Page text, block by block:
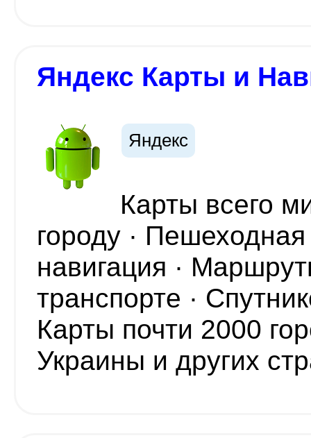
Яндекс Карты и
Яндекс
Карты всего
городу ·
навигация ·
транспорте ·
Карты почти 2000
Украины и других